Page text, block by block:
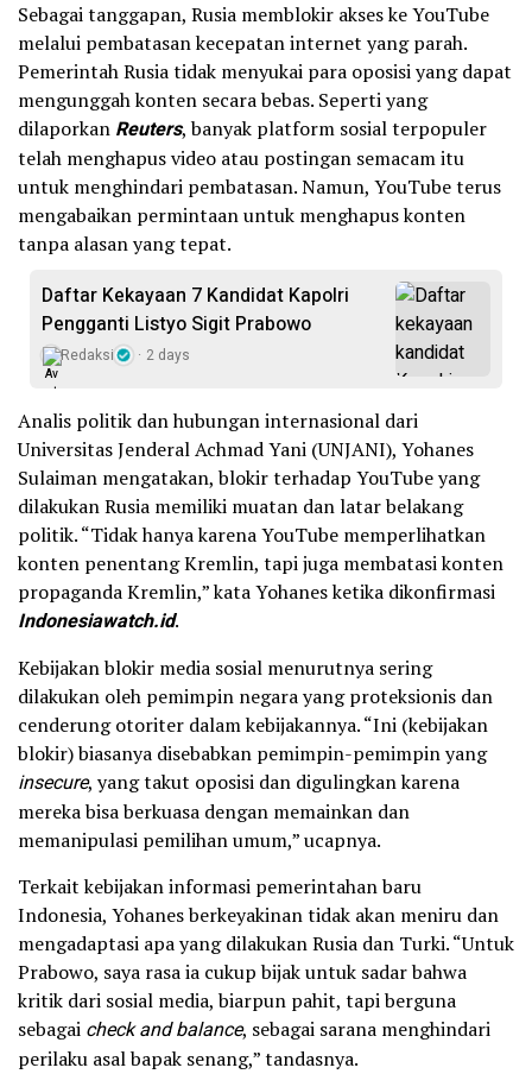
Sebagai tanggapan, Rusia memblokir akses ke YouTube
melalui pembatasan kecepatan internet yang parah.
Pemerintah Rusia tidak menyukai para oposisi yang dapat
mengunggah konten secara bebas. Seperti yang
dilaporkan Reuters, banyak platform sosial terpopuler
telah menghapus video atau postingan semacam itu
untuk menghindari pembatasan. Namun, YouTube terus
mengabaikan permintaan untuk menghapus konten
tanpa alasan yang tepat.
Daftar Kekayaan 7 Kandidat Kapolri
Pengganti Listyo Sigit Prabowo
Redaksi 2 days
Analis politik dan hubungan internasional dari
Universitas Jenderal Achmad Yani (UNJANI), Yohanes
Sulaiman mengatakan, blokir terhadap YouTube yang
dilakukan Rusia memiliki muatan dan latar belakang
politik. “Tidak hanya karena YouTube memperlihatkan
konten penentang Kremlin, tapi juga membatasi konten
propaganda Kremlin,” kata Yohanes ketika dikonfirmasi
Indonesiawatch.id.
Kebijakan blokir media sosial menurutnya sering
dilakukan oleh pemimpin negara yang proteksionis dan
cenderung otoriter dalam kebijakannya. “Ini (kebijakan
blokir) biasanya disebabkan pemimpin-pemimpin yang
insecure, yang takut oposisi dan digulingkan karena
mereka bisa berkuasa dengan memainkan dan
memanipulasi pemilihan umum,” ucapnya.
Terkait kebijakan informasi pemerintahan baru
Indonesia, Yohanes berkeyakinan tidak akan meniru dan
mengadaptasi apa yang dilakukan Rusia dan Turki. “Untuk
Prabowo, saya rasa ia cukup bijak untuk sadar bahwa
kritik dari sosial media, biarpun pahit, tapi berguna
sebagai check and balance, sebagai sarana menghindari
perilaku asal bapak senang,” tandasnya.